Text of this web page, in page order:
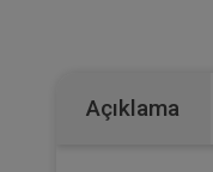
Açıklama